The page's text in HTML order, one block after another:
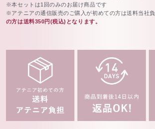
※本セットは1回のみのお届け商品です
※アテニアの通信販売のご購入が初めての方は送料当社
の方は送料350円(税込)となります。